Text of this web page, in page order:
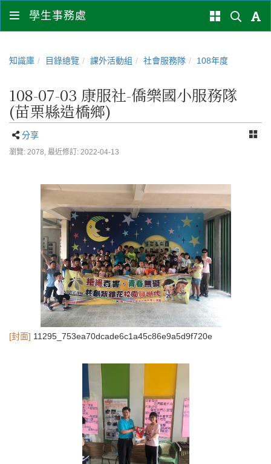
學生事務處
知識庫 目錄總覽 課外活動組 社會服務隊 108年度
108-07-03 康服社-僑樂國小服務隊
(苗栗縣造橋鄉)
分享
瀏覽: 2078, 最近修訂: 2022-04-13
[封面] 11295_753ea70dcade6c1a45c86e9a5d9f720e